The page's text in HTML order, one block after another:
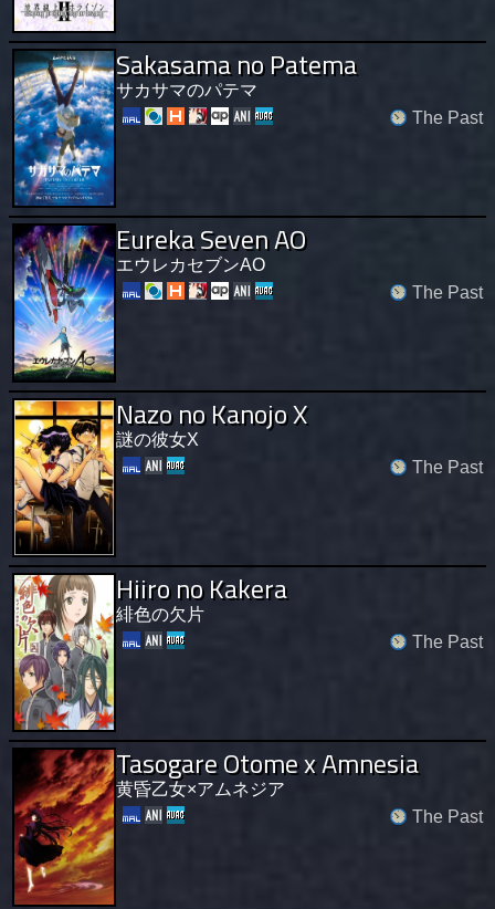
Sakasama no Patema
サカサマのパテマ
The Past
Eureka Seven AO
エウレカセブンAO
The Past
Nazo no Kanojo X
謎の彼女X
The Past
Hiiro no Kakera
緋色の欠片
The Past
Tasogare Otome x Amnesia
黄昏乙女×アムネジア
The Past